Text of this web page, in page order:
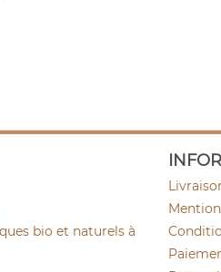
bio et naturels à